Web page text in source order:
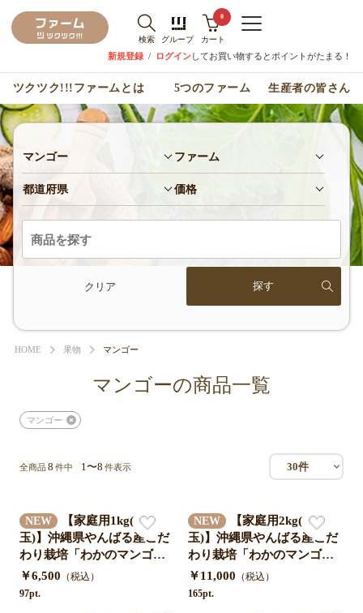
検索 グループ
0
カート
新規登録 / ログインしてお買い物するとポイントがたまる！
ツクツク!!!ファームとは 5つのファーム 生産者の皆さん
マンゴー ファーム
都道府県 価格
クリア
HOME 果物 マンゴー
マンゴーの商品一覧
マンゴー
全商品8 件中 1〜8 件表示 30件
NEW
【家庭用1kg(2〜4
玉)】沖縄県やんばる産こだ
わり栽培「わかのマンゴ
ー」送料無料クール便対応
＊農家直送7月中旬発送開始
￥6,500 （税込）
97pt.
NEW
【家庭用2kg(4〜7
玉)】沖縄県やんばる産こだ
わり栽培「わかのマンゴ
ー」送料無料クール便対応
＊農家直送7月中旬発送開始
￥11,000 （税込）
165pt.